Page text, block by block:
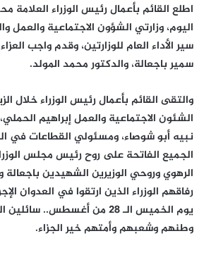
اطلع القائم بأعمال رئيس الوزراء العلامة
اليوم، وزارتي الشؤون الاجتماعية والعمل
سير الأداء العام للوزارتين، وقدم واجب
سمير باجعالة، والدكتور محمد المولد.
والتقى القائم بأعمال رئيس الوزراء خلال
الشئون الاجتماعية والعمل إبراهيم
نبيه أبو شوصاء، ومسئولي القطاعات في
الجميع الفاتحة على روح رئيس مجلس
الرهوي وروحي الوزيرين الشهيدين باجعالة
رفاقهم الوزراء الذين ارتقوا في العدوان
يوم الخميس الـ 28 من أغسطس..
وطنهم وشعبهم وأمتهم خير الجزاء.